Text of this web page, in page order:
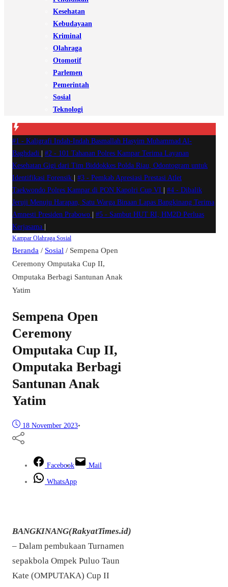
Kesehatan
Kebudayaan
Kriminal
Olahraga
Otomotif
Parlemen
Pemerintah
Sosial
Teknologi
#1 - Kaligrafi Indah-Indah Basmallah Hasyim Muhammad Al-
Baghdadi
#2 - 101 Tahanan Polres Kampar Terima Layanan
Kesehatan Gigi dari Tim Biddokkes Polda Riau, Odontogram untuk
Identifikasi Forensik
#3 - Pemkab Apresiasi Prestasi Atlet
Taekwondo Polres Kampar di PON Kapolri Cup VI
#4 - Dibalik
Jeruji Menuju Harapan, Satu Warga Binaan Lapas Bangkinang Terima
Amnesti Presiden Prabowo
#5 - Sambut HUT RI, HM2D Perluas
Kerjasama
Kampar Olahraga Sosial
Beranda / Sosial / Sempena Open
Ceremony Omputaka Cup II,
Omputaka Berbagi Santunan Anak
Yatim
Sempena Open
Ceremony
Omputaka Cup II,
Omputaka Berbagi
Santunan Anak
Yatim
18 November 2023•
Facebook Mail
WhatsApp
BANGKINANG(RakyatTimes.id)
– Dalam pembukaan Turnamen
sepakbola Ompek Puluo Taun
Kate (OMPUTAKA) Cup II